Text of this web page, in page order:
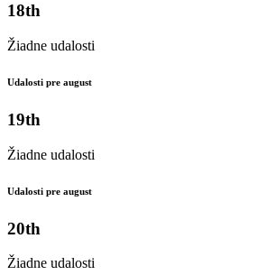
18th
Žiadne udalosti
Udalosti pre august
19th
Žiadne udalosti
Udalosti pre august
20th
Žiadne udalosti